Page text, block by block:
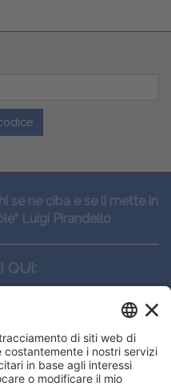
se ne ciba e se li mette in
Luigi Pirandello
QUI:
srl